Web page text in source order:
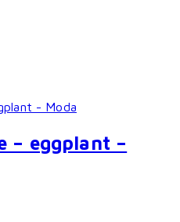
– eggplant –